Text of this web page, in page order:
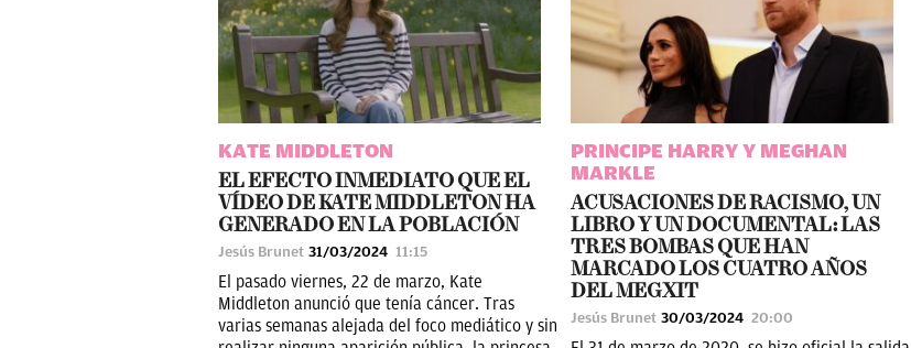
KATE MIDDLETON
EL EFECTO INMEDIATO QUE EL
VÍDEO DE KATE MIDDLETON HA
GENERADO EN LA POBLACIÓN
Jesús Brunet 31/03/2024 11:15
El pasado viernes, 22 de marzo, Kate
Middleton anunció que tenía cáncer. Tras
varias semanas alejada del foco mediático y sin
PRINCIPE HARRY Y MEGHAN
MARKLE
ACUSACIONES DE RACISMO, UN
LIBRO Y UN DOCUMENTAL: LAS
TRES BOMBAS QUE HAN
MARCADO LOS CUATRO AÑOS
DEL MEGXIT
Jesús Brunet 30/03/2024 20:00